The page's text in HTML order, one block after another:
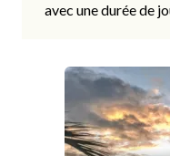
avec une durée de